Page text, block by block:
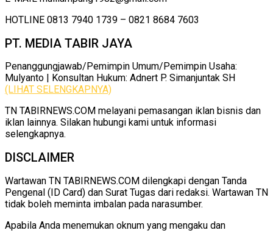
HOTLINE 0813 7940 1739 – 0821 8684 7603
PT. MEDIA TABIR JAYA
Penanggungjawab/Pemimpin Umum/Pemimpin Usaha:
Mulyanto | Konsultan Hukum: Adnert P. Simanjuntak SH
(LIHAT SELENGKAPNYA)
TN TABIRNEWS.COM melayani pemasangan iklan bisnis dan
iklan lainnya. Silakan hubungi kami untuk informasi
selengkapnya.
DISCLAIMER
Wartawan TN TABIRNEWS.COM dilengkapi dengan Tanda
Pengenal (ID Card) dan Surat Tugas dari redaksi. Wartawan TN
tidak boleh meminta imbalan pada narasumber.
Apabila Anda menemukan oknum yang mengaku dan